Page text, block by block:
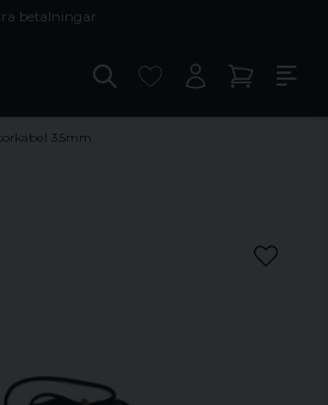
betalningar
3.5mm